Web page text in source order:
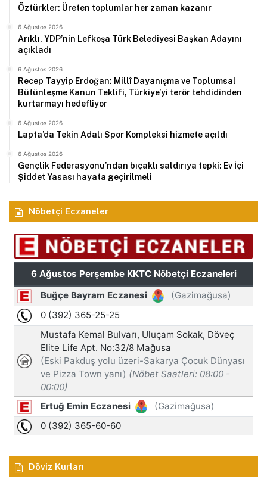
Öztürkler: Üreten toplumlar her zaman kazanır
6 Ağustos 2026
Arıklı, YDP’nin Lefkoşa Türk Belediyesi Başkan Adayını
açıkladı
6 Ağustos 2026
Recep Tayyip Erdoğan: Millî Dayanışma ve Toplumsal
Bütünleşme Kanun Teklifi, Türkiye’yi terör tehdidinden
kurtarmayı hedefliyor
6 Ağustos 2026
Lapta’da Tekin Adalı Spor Kompleksi hizmete açıldı
6 Ağustos 2026
Gençlik Federasyonu’ndan bıçaklı saldırıya tepki: Ev İçi
Şiddet Yasası hayata geçirilmeli
Nöbetçi Eczaneler
Döviz Kurları